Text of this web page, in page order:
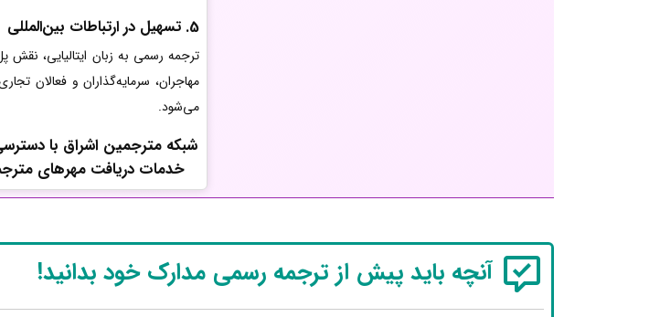
5. تسهیل در ارتباطات بین‌المللی
ترجمه رسمی به زبان ایتالیایی، نقش
مهاجران، سرمایه‌گذاران و فعالان
می‌شود.
شبکه مترجمین اشراق با
خدمات دریافت مهرهای
آنچه باید پیش از ترجمه رسمی مدارک خود بدانید!